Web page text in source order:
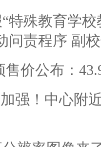
特殊教育学
问责程序 副
售价公布：
强！中心附